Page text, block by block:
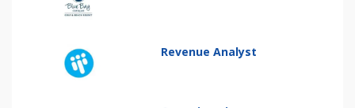
Revenue Analyst